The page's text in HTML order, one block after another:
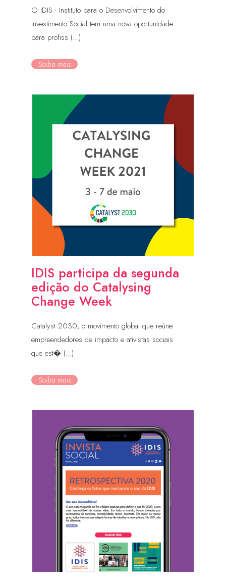
O IDIS - Instituto para o Desenvolvimento do
Investimento Social tem uma nova oportunidade
para profiss (...)
Saiba mais
IDIS participa da segunda
edição do Catalysing
Change Week
Catalyst 2030, o movimento global que reúne
empreendedores de impacto e ativistas sociais
que est� (...)
Saiba mais